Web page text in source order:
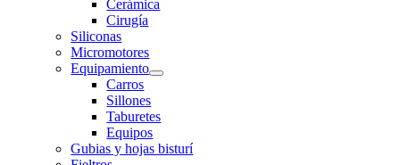
Cerámica
Cirugía
Siliconas
Micromotores
Equipamiento
Carros
Sillones
Taburetes
Equipos
Gubias y hojas bisturí